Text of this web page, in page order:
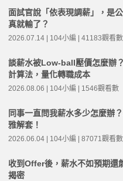
面試官說「依表現調薪」，是
真就輸了？
2026.07.14 | 104小編 | 41183觀看數
談薪水被Low-ball壓價怎麼辦
計算法，量化轉職成本
2026.08.06 | 104小編 | 1546觀看數
同事一直問我薪水多少怎麼辦
雅解套！
2026.06.04 | 104小編 | 87071觀看數
收到Offer後，薪水不如預期還
揭密